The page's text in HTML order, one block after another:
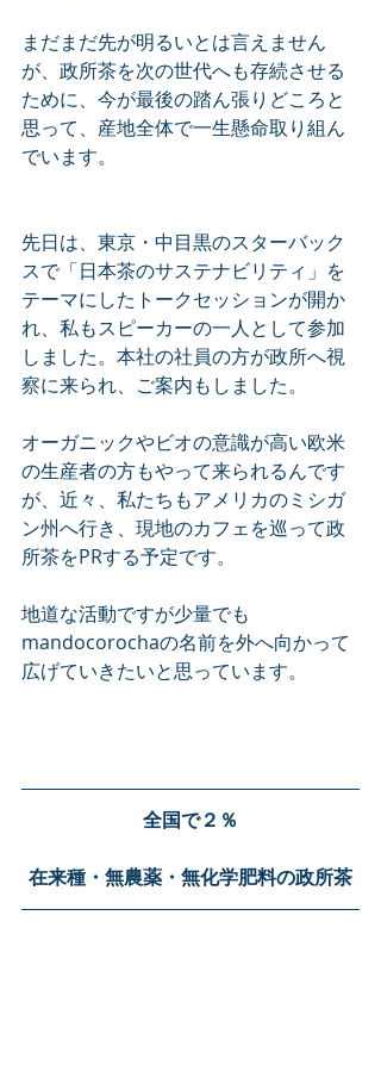
まだまだ先が明るいとは言えません
が、政所茶を次の世代へも存続させる
ために、今が最後の踏ん張りどころと
思って、産地全体で一生懸命取り組ん
でいます。
先日は、東京・中目黒のスターバック
スで「日本茶のサステナビリティ」を
テーマにしたトークセッションが開か
れ、私もスピーカーの一人として参加
しました。本社の社員の方が政所へ視
察に来られ、ご案内もしました。
オーガニックやビオの意識が高い欧米
の生産者の方もやって来られるんです
が、近々、私たちもアメリカのミシガ
ン州へ行き、現地のカフェを巡って政
所茶をPRする予定です。
地道な活動ですが少量でも
mandocorochaの名前を外へ向かって
広げていきたいと思っています。
全国で２％
在来種・無農薬・無化学肥料の政所茶